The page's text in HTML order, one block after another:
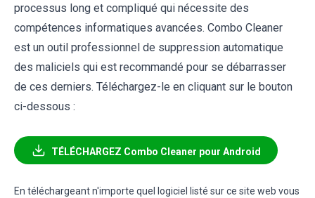
processus long et compliqué qui nécessite des
compétences informatiques avancées. Combo Cleaner
est un outil professionnel de suppression automatique
des maliciels qui est recommandé pour se débarrasser
de ces derniers. Téléchargez-le en cliquant sur le bouton
ci-dessous :
TÉLÉCHARGEZ Combo Cleaner pour Android
En téléchargeant n'importe quel logiciel listé sur ce site web vous